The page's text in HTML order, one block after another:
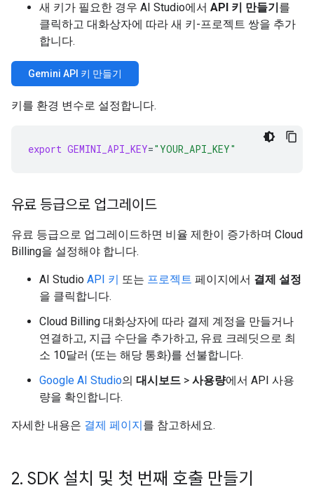
새 키가 필요한 경우 AI Studio에서 API 키 만들기를
클릭하고 대화상자에 따라 새 키-프로젝트 쌍을 추가
합니다.
Gemini API 키 만들기
키를 환경 변수로 설정합니다.
export GEMINI_API_KEY="YOUR_API_KEY"
유료 등급으로 업그레이드
유료 등급으로 업그레이드하면 비율 제한이 증가하며 Cloud
Billing을 설정해야 합니다.
AI Studio API 키 또는 프로젝트 페이지에서 결제 설정
을 클릭합니다.
Cloud Billing 대화상자에 따라 결제 계정을 만들거나
연결하고, 지급 수단을 추가하고, 유료 크레딧으로 최
소 10달러 (또는 해당 통화)를 선불합니다.
Google AI Studio의 대시보드 > 사용량에서 API 사용
량을 확인합니다.
자세한 내용은 결제 페이지를 참고하세요.
2. SDK 설치 및 첫 번째 호출 만들기